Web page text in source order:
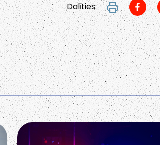
Dalīties: